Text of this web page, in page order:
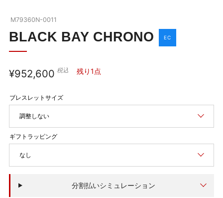
SHOP BLOG
お問い合わせ
M79360N-0011
BLACK BAY CHRONO EC
通
価
¥952,600 税込 残り1点
調整しない
なし
分割払いシミュレーション